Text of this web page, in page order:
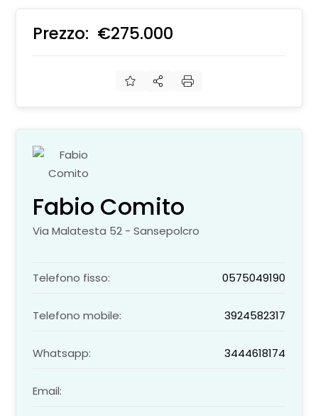
Prezzo: €275.000
Fabio Comito
Via Malatesta 52 - Sansepolcro
Telefono fisso: 0575049190
Telefono mobile: 3924582317
Whatsapp: 3444618174
Email: